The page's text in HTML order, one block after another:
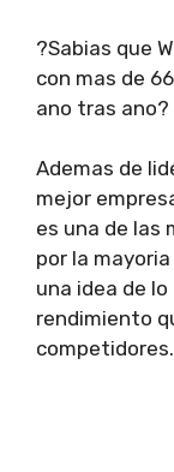
?Sabias que
con mas de
ano tras ano?
Ademas de
mejor
es una de las
por la
una idea de
rendimiento
competidores.